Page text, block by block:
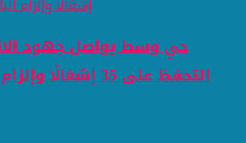
حي وسط يواصل جهود
التحفظ على 35